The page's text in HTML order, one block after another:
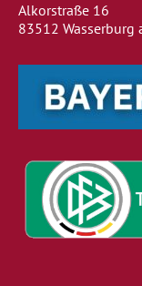
Alkorstraße 16
83512 Wasserburg